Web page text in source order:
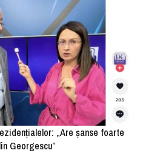
„Are șanse foarte
Georgescu”